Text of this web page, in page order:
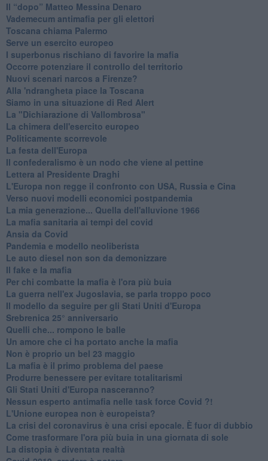
Il “dopo” Matteo Messina Denaro
Vademecum antimafia per gli elettori
Toscana chiama Palermo
Serve un esercito europeo
I superbonus rischiano di favorire la mafia
Occorre potenziare il controllo del territorio
​Nuovi scenari narcos a Firenze?
Alla 'ndrangheta piace la Toscana
Siamo in una situazione di Red Alert
La "Dichiarazione di Vallombrosa"
La chimera dell'esercito europeo
Politicamente scorrevole
La festa dell'Europa
Il confederalismo è un nodo che viene al pettine
Lettera al Presidente Draghi
L'Europa non regge il confronto con USA, Russia e Cina
Verso nuovi modelli economici postpandemia
​La mia generazione... Quella dell'alluvione 1966
​La mafia sanitaria ai tempi del covid
Ansia da Covid
Pandemia e modello neoliberista
Le auto diesel non son da demonizzare
​Il fake e la mafia
Per chi combatte la mafia è l'ora più buia
La guerra nell'ex Jugoslavia, se parla troppo poco
Il modello da seguire per gli Stati Uniti d'Europa
Srebrenica 25° anniversario
Quelli che... rompono le balle
Un amore che ci ha portato anche la mafia
Non è proprio un bel 23 maggio
La mafia è il primo problema del paese
Produrre benessere per evitare totalitarismi
Gli Stati Uniti d'Europa nasceranno?
Nessun esperto antimafia nelle task force Covid ?!
L'Unione europea non è europeista?
La crisi del coronavirus è una crisi epocale. È fuor di dubbio
Come trasformare l'ora più buia in una giornata di sole
​La distopia è diventata realtà